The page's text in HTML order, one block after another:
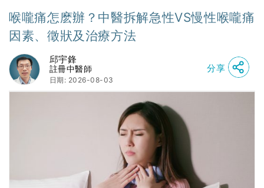
喉嚨痛怎麽辦？中醫拆解急性VS慢性喉嚨痛
因素、徵狀及治療方法
邱宇鋒
註冊中醫師
日期: 2026-08-03
分享